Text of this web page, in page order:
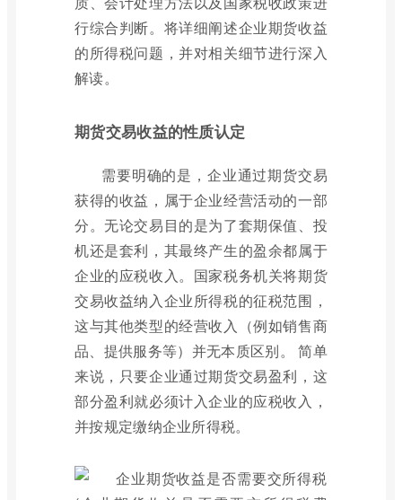
行综合判断。将详细阐述企业期货收益
的所得税问题，并对相关细节进行深入
解读。
期货交易收益的性质认定
需要明确的是，企业通过期货交易
获得的收益，属于企业经营活动的一部
分。无论交易目的是为了套期保值、投
机还是套利，其最终产生的盈余都属于
企业的应税收入。国家税务机关将期货
交易收益纳入企业所得税的征税范围，
这与其他类型的经营收入（例如销售商
品、提供服务等）并无本质区别。 简单
来说，只要企业通过期货交易盈利，这
部分盈利就必须计入企业的应税收入，
并按规定缴纳企业所得税。